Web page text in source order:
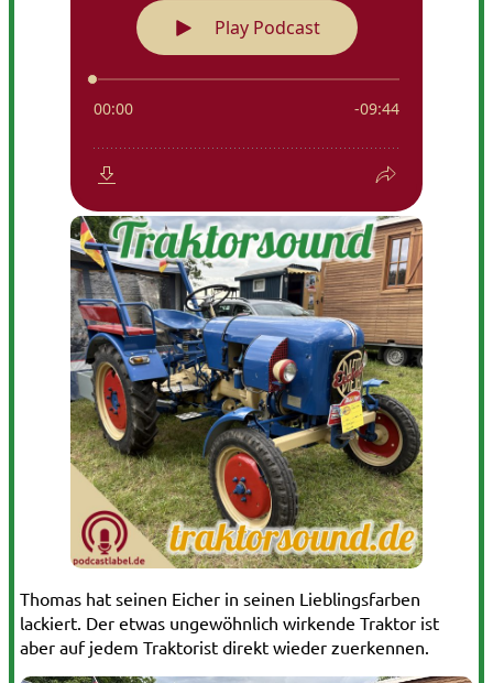
Thomas hat seinen Eicher in seinen Lieblingsfarben
lackiert. Der etwas ungewöhnlich wirkende Traktor ist
aber auf jedem Traktorist direkt wieder zuerkennen.